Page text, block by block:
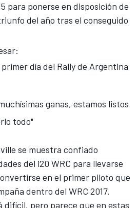
para ponerse en disposición de
del año tras el conseguido
día del Rally de Argentina
ganas, estamos listos
todo"
se muestra confiado
del i20 WRC para llevarse
en el primer piloto que
dentro del WRC 2017.
difícil, pero parece que en estas